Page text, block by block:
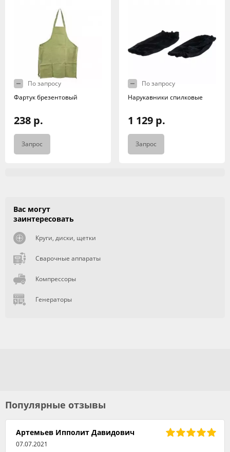
По запросу
Фартук брезентовый
238 р.
Запрос
По запросу
Нарукавники спилковые
1 129 р.
Запрос
Вас могут
заинтересовать
Круги, диски, щетки
Сварочные аппараты
Компрессоры
Генераторы
Популярные отзывы
Артемьев Ипполит Давидович
07.07.2021